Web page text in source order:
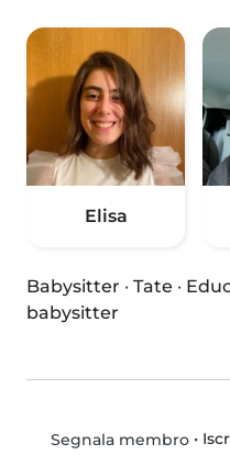
Elisa
Babysitter · Tate ·
babysitter
Segnala membro•